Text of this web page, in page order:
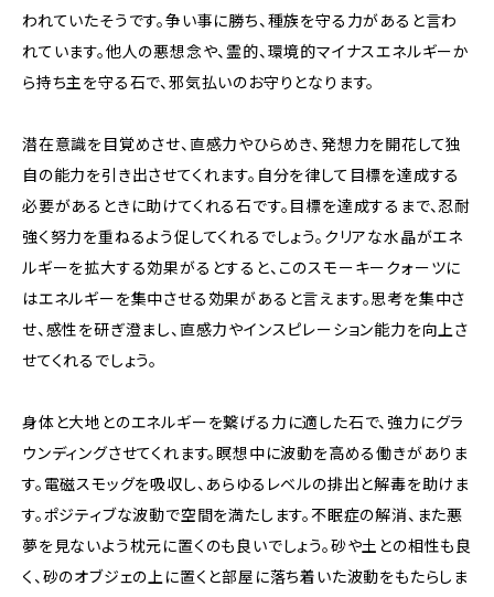
われていたそうです。争い事に勝ち、種族を守る力があると言わ
れています。他人の悪想念や、霊的、環境的マイナスエネルギーか
ら持ち主を守る石で、邪気払いのお守りとなります。
潜在意識を目覚めさせ、直感力やひらめき、発想力を開花して独
自の能力を引き出させてくれます。自分を律して目標を達成する
必要があるときに助けてくれる石です。目標を達成するまで、忍耐
強く努力を重ねるよう促してくれるでしょう。クリアな水晶がエネ
ルギーを拡大する効果がるとすると、このスモーキークォーツに
はエネルギーを集中させる効果があると言えます。思考を集中さ
せ、感性を研ぎ澄まし、直感力やインスピレーション能力を向上さ
せてくれるでしょう。
身体と大地とのエネルギーを繋げる力に適した石で、強力にグラ
ウンディングさせてくれます。瞑想中に波動を高める働きがありま
す。電磁スモッグを吸収し、あらゆるレベルの排出と解毒を助けま
す。ポジティブな波動で空間を満たします。不眠症の解消、また悪
夢を見ないよう枕元に置くのも良いでしょう。砂や土との相性も良
く、砂のオブジェの上に置くと部屋に落ち着いた波動をもたらしま